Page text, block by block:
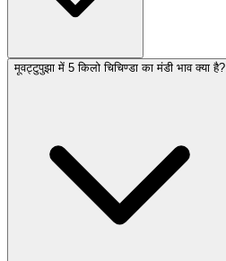
मूवट्टुपुझा में 5 किलो चिचिण्डा का मंडी भाव क्या है?